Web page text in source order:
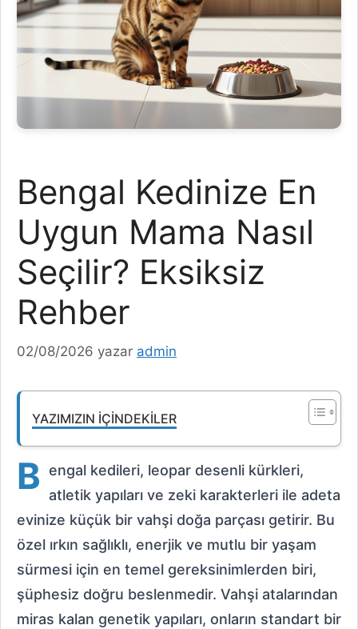
Bengal Kedinize En
Uygun Mama Nasıl
Seçilir? Eksiksiz
Rehber
02/08/2026 yazar admin
YAZIMIZIN İÇINDEKILER
B
engal kedileri, leopar desenli kürkleri,
atletik yapıları ve zeki karakterleri ile adeta
evinize küçük bir vahşi doğa parçası getirir. Bu
özel ırkın sağlıklı, enerjik ve mutlu bir yaşam
sürmesi için en temel gereksinimlerden biri,
şüphesiz doğru beslenmedir. Vahşi atalarından
miras kalan genetik yapıları, onların standart bir